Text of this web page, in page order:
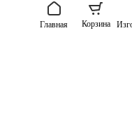
Главная Корзина